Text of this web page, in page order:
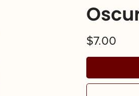
$7.00